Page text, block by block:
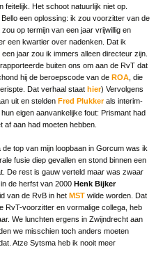
Het schoot natuurlijk niet op.
een oplossing: ik zou voorzitter van de
op termijn van een jaar vrijwillig en
een kwartier over nadenken. Dat ik
jaar zou ik immers alleen directeur zijn.
buiten ons om aan de RvT dat
hij de beroepscode van de ROA, die
Dat verhaal staat hier) Vervolgens
uit en stelden Fred Plukkerals interim-
eigen aanvankelijke fout: Prismant had
aan had moeten hebben.
top van mijn loopbaan in Gorcum was ik
fusie diep gevallen en stond binnen een
De rest is gauw verteld maar was zwaar
de herfst van 2000 Henk Bijker
van de RvB in het MSTwilde worden. Dat
RvT-voorzitter en vormalige collega, heb
We lunchten ergens in Zwijndrecht aan
we misschien toch anders moeten
Atze Sytsma heb ik nooit meer